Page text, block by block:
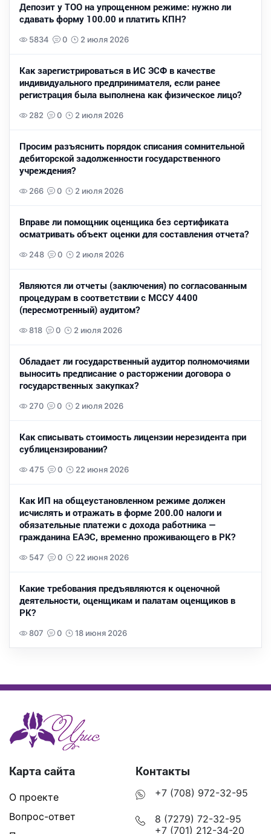
Депозит у ТОО на упрощенном режиме: нужно ли
сдавать форму 100.00 и платить КПН?
5834 0 2 июля 2026
Как зарегистрироваться в ИС ЭСФ в качестве
индивидуального предпринимателя, если ранее
регистрация была выполнена как физическое лицо?
282 0 2 июля 2026
Просим разъяснить порядок списания сомнительной
дебиторской задолженности государственного
учреждения?
266 0 2 июля 2026
Вправе ли помощник оценщика без сертификата
осматривать объект оценки для составления отчета?
248 0 2 июля 2026
Являются ли отчеты (заключения) по согласованным
процедурам в соответствии с МССУ 4400
(пересмотренный) аудитом?
818 0 2 июля 2026
Обладает ли государственный аудитор полномочиями
выносить предписание о расторжении договора о
государственных закупках?
270 0 2 июля 2026
Как списывать стоимость лицензии нерезидента при
сублицензировании?
475 0 22 июня 2026
Как ИП на общеустановленном режиме должен
исчислять и отражать в форме 200.00 налоги и
обязательные платежи с дохода работника —
гражданина ЕАЭС, временно проживающего в РК?
547 0 22 июня 2026
Какие требования предъявляются к оценочной
деятельности, оценщикам и палатам оценщиков в
РК?
807 0 18 июня 2026
Карта сайта
О проекте
Вопрос-ответ
Контакты
+7 (708) 972-32-95
8 (7279) 72-32-95
+7 (701) 212-34-20